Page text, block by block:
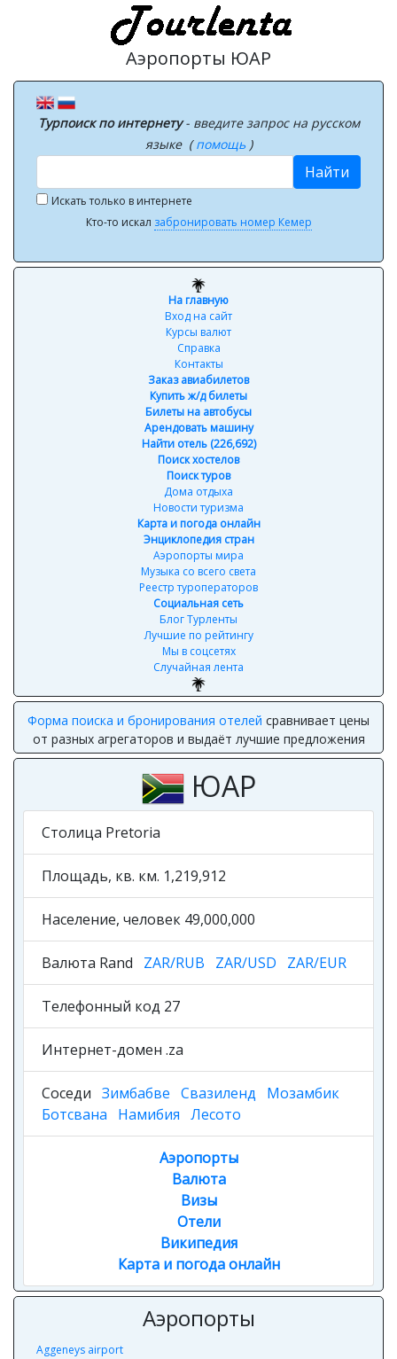
Аэропорты ЮАР
Турпоиск по интернету- введите запрос на русском
языке (помощь )
Найти
Искать только в интернете
Кто-то искал забронировать номер Кемер
На главную
Вход на сайт
Курсы валют
Справка
Контакты
Заказ авиабилетов
Купить ж/д билеты
Билеты на автобусы
Арендовать машину
Найти отель (226,692)
Поиск хостелов
Поиск туров
Дома отдыха
Новости туризма
Карта и погода онлайн
Энциклопедия стран
Аэропорты мира
Музыка со всего света
Реестр туроператоров
Социальная сеть
Блог Турленты
Лучшие по рейтингу
Мы в соцсетях
Случайная лента
Форма поиска и бронирования отелей сравнивает цены
от разных агрегаторов и выдаёт лучшие предложения
ЮАР
Столица Pretoria
Площадь, кв. км. 1,219,912
Население, человек 49,000,000
Валюта Rand ZAR/RUB ZAR/USD ZAR/EUR
Телефонный код 27
Интернет-домен .za
Соседи Зимбабве Свазиленд
Мозамбик
Ботсвана
Намибия Лесото
Аэропорты
Валюта
Визы
Отели
Википедия
Карта и погода онлайн
Аэропорты
Aggeneys airport